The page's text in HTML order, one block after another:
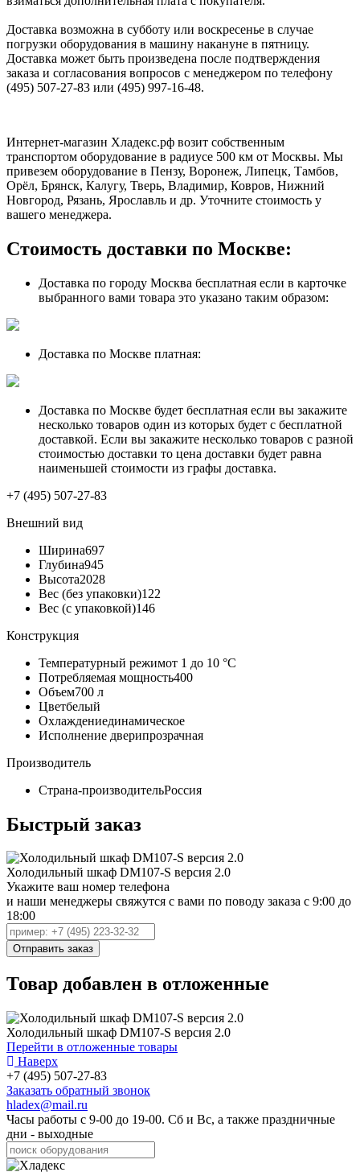
Доставка возможна в субботу или воскресенье в случае
погрузки оборудования в машину накануне в пятницу.
Доставка может быть произведена после подтверждения
заказа и согласования вопросов с менеджером по телефону
(495) 507-27-83 или (495) 997-16-48.
Интернет-магазин Хладекс.рф возит собственным
транспортом оборудование в радиусе 500 км от Москвы. Мы
привезем оборудование в Пензу, Воронеж, Липецк, Тамбов,
Орёл, Брянск, Калугу, Тверь, Владимир, Ковров, Нижний
Новгород, Рязань, Ярославль и др. Уточните стоимость у
вашего менеджера.
Стоимость доставки по Москве:
Доставка по городу Москва бесплатная если в карточке
выбранного вами товара это указано таким образом:
Доставка по Москве платная:
Доставка по Москве будет бесплатная если вы закажите
несколько товаров один из которых будет с бесплатной
доставкой. Если вы закажите несколько товаров с разной
стоимостью доставки то цена доставки будет равна
наименьшей стоимости из графы доставка.
+7 (495) 507-27-83
Внешний вид
Ширина697
Глубина945
Высота2028
Вес (без упаковки)122
Вес (с упаковкой)146
Конструкция
Температурный режимот 1 до 10 °C
Потребляемая мощность400
Объем700 л
Цветбелый
Охлаждениединамическое
Исполнение дверипрозрачная
Производитель
Страна-производительРоссия
Быстрый заказ
Холодильный шкаф DM107-S версия 2.0
Укажите ваш номер телефона
и наши менеджеры свяжутся с вами по поводу заказа с 9:00 до
18:00
Товар добавлен в отложенные
Холодильный шкаф DM107-S версия 2.0
Перейти в отложенные товары
Наверх
+7 (495) 507-27-83
Заказать обратный звонок
hladex@mail.ru
Часы работы с 9-00 до 19-00. Сб и Вс, а также праздничные
дни - выходные